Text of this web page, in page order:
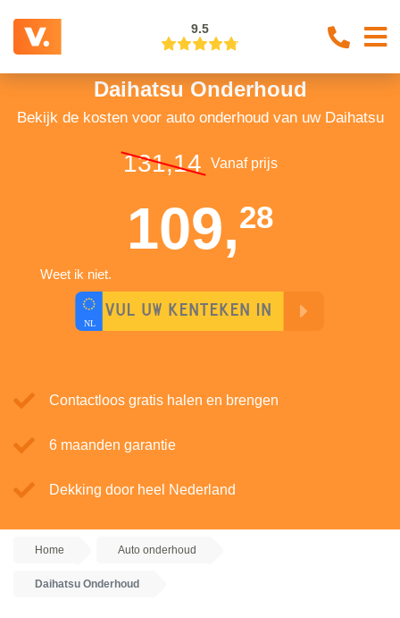
9.5
Daihatsu Onderhoud
Bekijk de kosten voor auto onderhoud van uw Daihatsu
131,14 Vanaf prijs
109,28
Weet ik niet.
Contactloos gratis halen en brengen
6 maanden garantie
Dekking door heel Nederland
Home Auto onderhoud
Daihatsu Onderhoud